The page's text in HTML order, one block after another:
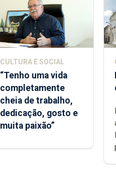
CULTURA E SOCIAL
“Tenho uma vida
completamente
cheia de trabalho,
dedicação, gosto e
muita paixão”